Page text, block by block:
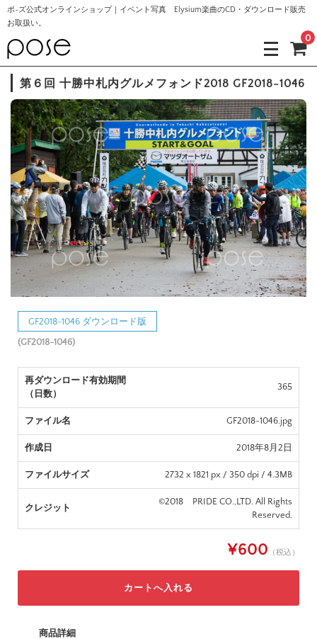
ポ-ズ公式オンラインショップ｜イベント写真 Elysium楽曲のCD・ダウンロード販売
お取扱い。
0
第６回 十勝中札内グルメフォンド2018 GF2018-1046
GF2018-1046 ダウンロード版
(GF2018-1046)
再ダウンロード有効期間
（日数）
365
ファイル名 GF2018-1046.jpg
作成日 2018年8月2日
ファイルサイズ 2732 x 1821 px / 350 dpi / 4.3MB
クレジット
©2018 PRIDE CO.,LTD. All Rights
Reserved.
¥600 （税込）
商品詳細